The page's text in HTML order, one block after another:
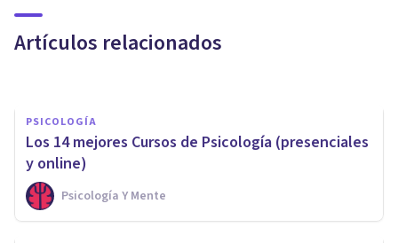
Artículos relacionados
Ansiedad
PSICOLOGÍA
Los 14 mejores Cursos de Psicología (presenciales
y online)
Psicología Y Mente